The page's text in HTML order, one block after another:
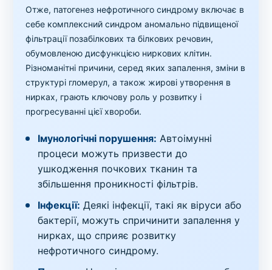
Отже, патогенез нефротичного синдрому включає в
себе комплексний синдром аномально підвищеної
фільтрації позабілкових та білкових речовин,
обумовленою дисфункцією ниркових клітин.
Різноманітні причини, серед яких запалення, зміни в
структурі гломерул, а також жирові утворення в
нирках, грають ключову роль у розвитку і
прогресуванні цієї хвороби.
Імунологічні порушення: Автоімунні
процеси можуть призвести до
ушкодження почкових тканин та
збільшення проникності фільтрів.
Інфекції: Деякі інфекції, такі як віруси або
бактерії, можуть спричинити запалення у
нирках, що сприяє розвитку
нефротичного синдрому.